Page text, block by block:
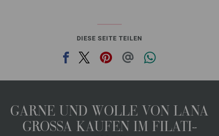
DIESE SEITE TEILEN
GARNE UND WOLLE VON LANA
GROSSA KAUFEN IM FILATI-